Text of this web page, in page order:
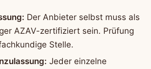
Der Anbieter selbst muss als
AZAV-zertifiziert sein. Prüfung
Stelle.
Jeder einzelne